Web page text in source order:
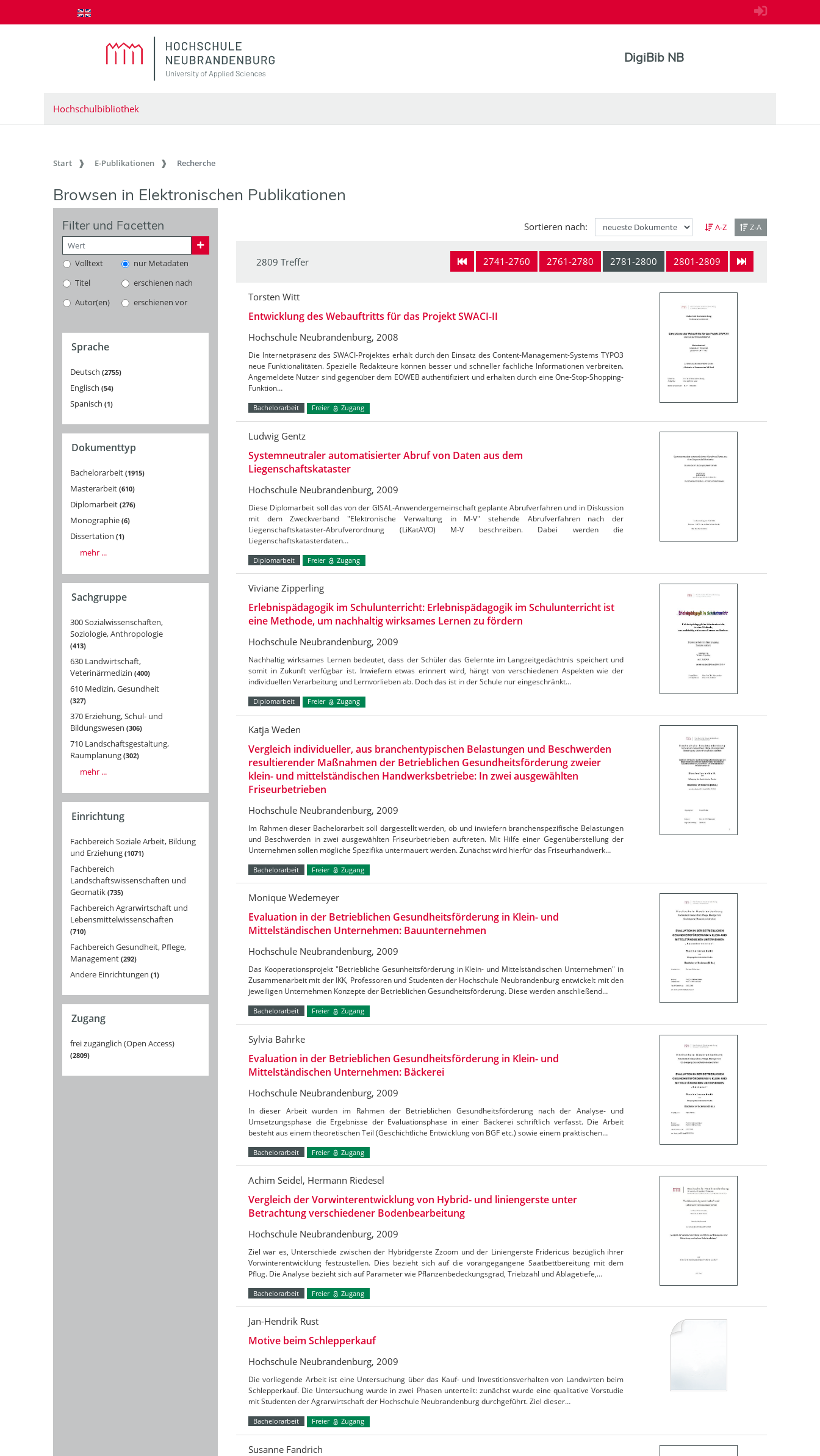
zum Inhalt springen
DigiBib NB
Hochschulbibliothek
Start E-Publikationen Recherche
Browsen in Elektronischen Publikationen
Filter und Facetten
Volltext
nur Metadaten
Titel
erschienen nach
Autor(en)
erschienen vor
Sprache
Deutsch 2755
Englisch 54
Spanisch 1
Dokumenttyp
Bachelorarbeit 1915
Masterarbeit 610
Diplomarbeit 276
Monographie 6
Dissertation 1
mehr ...
Sachgruppe
300 Sozialwissenschaften,
Soziologie, Anthropologie
413
630 Landwirtschaft,
Veterinärmedizin 400
610 Medizin, Gesundheit
327
370 Erziehung, Schul- und
Bildungswesen 306
710 Landschaftsgestaltung,
Raumplanung 302
mehr ...
Einrichtung
Fachbereich Soziale Arbeit, Bildung
und Erziehung 1071
Fachbereich
Landschaftswissenschaften und
Geomatik 735
Fachbereich Agrarwirtschaft und
Lebensmittelwissenschaften
710
Fachbereich Gesundheit, Pflege,
Management 292
Andere Einrichtungen 1
Zugang
frei zugänglich (Open Access)
2809
Sortieren nach: A-Z Z-A
2741-2760 2761-2780 2781-2800 2801-2809
2809 Treffer
Torsten Witt
Entwicklung des Webauftritts für das Projekt SWACI-II
Hochschule Neubrandenburg, 2008
Die Internetpräsenz des SWACI-Projektes erhält durch den Einsatz des Content-Management-Systems TYPO3
neue Funktionalitäten. Spezielle Redakteure können besser und schneller fachliche Informationen verbreiten.
Angemeldete Nutzer sind gegenüber dem EOWEB authentifiziert und erhalten durch eine One-Stop-Shopping-
Funktion…
Bachelorarbeit Freier Zugang
Ludwig Gentz
Systemneutraler automatisierter Abruf von Daten aus dem
Liegenschaftskataster
Hochschule Neubrandenburg, 2009
Diese Diplomarbeit soll das von der GISAL-Anwendergemeinschaft geplante Abrufverfahren und in Diskussion
mit dem Zweckverband "Elektronische Verwaltung in M-V" stehende Abrufverfahren nach der
Liegenschaftskataster-Abrufverordnung (LiKatAVO) M-V beschreiben. Dabei werden die
Liegenschaftskatasterdaten…
Diplomarbeit Freier Zugang
Viviane Zipperling
Erlebnispädagogik im Schulunterricht: Erlebnispädagogik im Schulunterricht ist
eine Methode, um nachhaltig wirksames Lernen zu fördern
Hochschule Neubrandenburg, 2009
Nachhaltig wirksames Lernen bedeutet, dass der Schüler das Gelernte im Langzeitgedächtnis speichert und
somit in Zukunft verfügbar ist. Inwiefern etwas erinnert wird, hängt von verschiedenen Aspekten wie der
individuellen Verarbeitung und Lernvorlieben ab. Doch das ist in der Schule nur eingeschränkt…
Diplomarbeit Freier Zugang
Katja Weden
Vergleich individueller, aus branchentypischen Belastungen und Beschwerden
resultierender Maßnahmen der Betrieblichen Gesundheitsförderung zweier
klein- und mittelständischen Handwerksbetriebe: In zwei ausgewählten
Friseurbetrieben
Hochschule Neubrandenburg, 2009
Im Rahmen dieser Bachelorarbeit soll dargestellt werden, ob und inwiefern branchenspezifische Belastungen
und Beschwerden in zwei ausgewählten Friseurbetrieben auftreten. Mit Hilfe einer Gegenüberstellung der
Unternehmen sollen mögliche Spezifika untermauert werden. Zunächst wird hierfür das Friseurhandwerk…
Bachelorarbeit Freier Zugang
Monique Wedemeyer
Evaluation in der Betrieblichen Gesundheitsförderung in Klein- und
Mittelständischen Unternehmen: Bauunternehmen
Hochschule Neubrandenburg, 2009
Das Kooperationsprojekt "Betriebliche Gesunheitsförderung in Klein- und Mittelständischen Unternehmen" in
Zusammenarbeit mit der IKK, Professoren und Studenten der Hochschule Neubrandenburg entwickelt mit den
jeweiligen Unternehmen Konzepte der Betrieblichen Gesundheitsförderung. Diese werden anschließend…
Bachelorarbeit Freier Zugang
Sylvia Bahrke
Evaluation in der Betrieblichen Gesundheitsförderung in Klein- und
Mittelständischen Unternehmen: Bäckerei
Hochschule Neubrandenburg, 2009
In dieser Arbeit wurden im Rahmen der Betrieblichen Gesundheitsförderung nach der Analyse- und
Umsetzungsphase die Ergebnisse der Evaluationsphase in einer Bäckerei schriftlich verfasst. Die Arbeit
besteht aus einem theoretischen Teil (Geschichtliche Entwicklung von BGF etc.) sowie einem praktischen…
Bachelorarbeit Freier Zugang
Achim Seidel, Hermann Riedesel
Vergleich der Vorwinterentwicklung von Hybrid- und liniengerste unter
Betrachtung verschiedener Bodenbearbeitung
Hochschule Neubrandenburg, 2009
Ziel war es, Unterschiede zwischen der Hybridgerste Zzoom und der Liniengerste Fridericus bezüglich ihrer
Vorwinterentwicklung festzustellen. Dies bezieht sich auf die vorangegangene Saatbettbereitung mit dem
Pflug. Die Analyse bezieht sich auf Parameter wie Pflanzenbedeckungsgrad, Triebzahl und Ablagetiefe,…
Bachelorarbeit Freier Zugang
Jan-Hendrik Rust
Motive beim Schlepperkauf
Hochschule Neubrandenburg, 2009
Die vorliegende Arbeit ist eine Untersuchung über das Kauf- und Investitionsverhalten von Landwirten beim
Schlepperkauf. Die Untersuchung wurde in zwei Phasen unterteilt: zunächst wurde eine qualitative Vorstudie
mit Studenten der Agrarwirtschaft der Hochschule Neubrandenburg durchgeführt. Ziel dieser…
Bachelorarbeit Freier Zugang
Susanne Fandrich